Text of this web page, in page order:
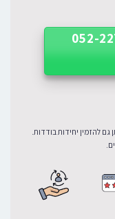
וואטסאפ 052-227-
להזמין יחידות בודדות.